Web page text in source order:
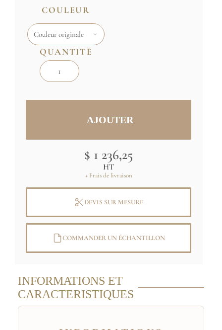
COULEUR
QUANTITÉ
$ 1 236,25
HT
+ Frais de livraison
DEVIS SUR MESURE
COMMANDER UN ÉCHANTILLON
INFORMATIONS ET
CARACTERISTIQUES